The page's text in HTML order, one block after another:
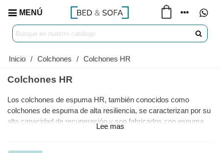
MENÚ
Inicio / Colchones / Colchones HR
Colchones HR
Los colchones de espuma HR, también conocidos como
colchones de espuma de alta resiliencia, se caracterizan por su
alta capacidad de recuperación y son fabricados con espuma
Lee mas